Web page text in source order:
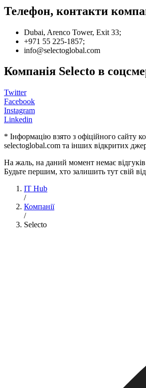
Телефон, контакти
Dubai, Arenco Tower, Exit 33;
+971 55 225-1857;
info@selectoglobal.com
Компанія Selecto в
Twitter
Facebook
Instagram
Linkedin
* Інформацію взято з офіційного сайту
selectoglobal.com та інших відкритих
На жаль, на даний момент немає
Будьте першим, хто залишить тут свій
IT Hub
/
Компанії
/
Selecto